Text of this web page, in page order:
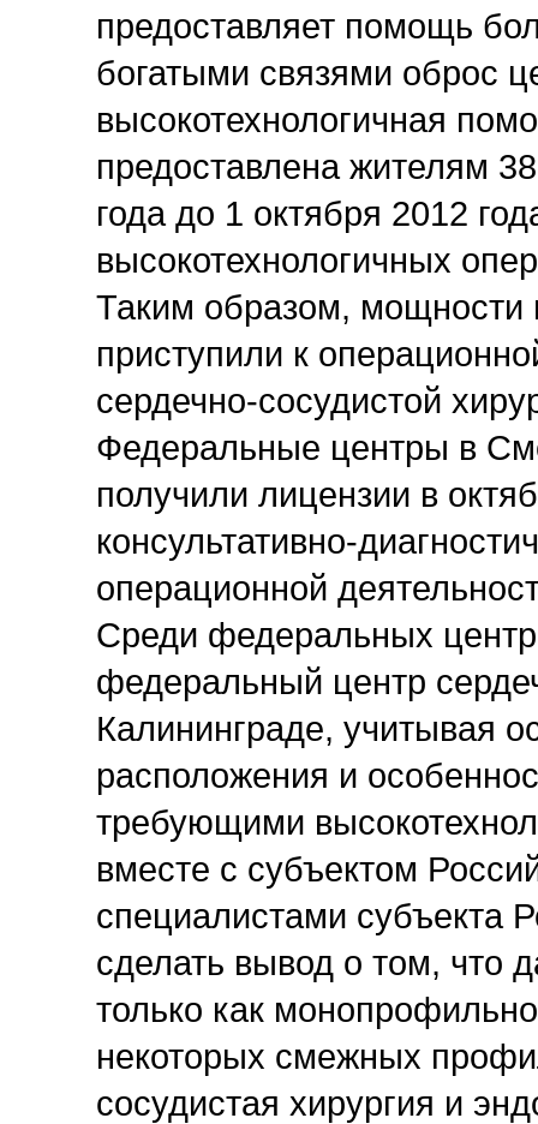
предоставляет помощь
богатыми связями оброс
высокотехнологичная
предоставлена жителям
года до 1 октября 2012
высокотехнологичных
Таким образом, мощности
приступили к
сердечно-сосудистой
Федеральные центры в
получили лицензии в
консультативно-
операционной
Среди федеральных
федеральный центр
Калининграде, учитывая
расположения и
требующими
вместе с субъектом
специалистами субъекта
сделать вывод о том, что
только как
некоторых смежных
сосудистая хирургия и